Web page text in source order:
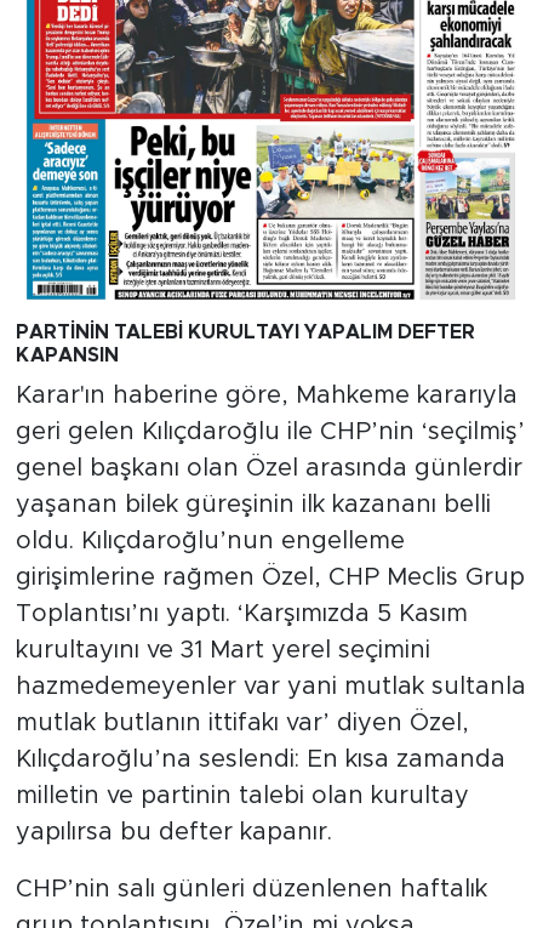
PARTİNİN TALEBİ KURULTAYI YAPALIM DEFTER
KAPANSIN
Karar'ın haberine göre, Mahkeme kararıyla
geri gelen Kılıçdaroğlu ile CHP’nin ‘seçilmiş’
genel başkanı olan Özel arasında günlerdir
yaşanan bilek güreşinin ilk kazananı belli
oldu. Kılıçdaroğlu’nun engelleme
girişimlerine rağmen Özel, CHP Meclis Grup
Toplantısı’nı yaptı. ‘Karşımızda 5 Kasım
kurultayını ve 31 Mart yerel seçimini
hazmedemeyenler var yani mutlak sultanla
mutlak butlanın ittifakı var’ diyen Özel,
Kılıçdaroğlu’na seslendi: En kısa zamanda
milletin ve partinin talebi olan kurultay
yapılırsa bu defter kapanır.
CHP’nin salı günleri düzenlenen haftalık